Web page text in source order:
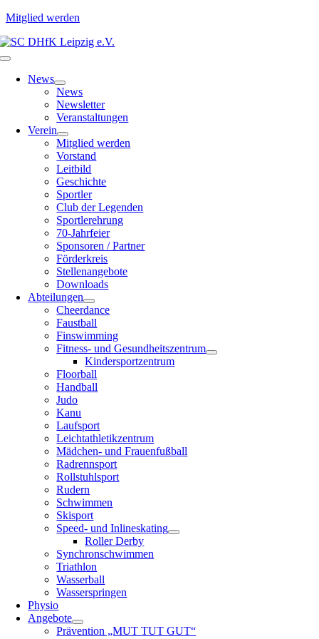
Mitglied werden
Zum
Inhalt
Toggle
NavigationNews
News
Newsletter
Veranstaltungen
Verein
Mitglied werden
Vorstand
Leitbild
Geschichte
Sportler
Club der Legenden
Sportlerehrung
70-Jahrfeier
Sponsoren / Partner
Förderkreis
Stellenangebote
Downloads
Abteilungen
Cheerdance
Faustball
Finswimming
Fitness- und Gesundheitszentrum
Kindersportzentrum
Floorball
Handball
Judo
Kanu
Laufsport
Leichtathletikzentrum
Mädchen- und Frauenfußball
Radrennsport
Rollstuhlsport
Rudern
Schwimmen
Skisport
Speed- und Inlineskating
Roller Derby
Synchronschwimmen
Triathlon
Wasserball
Wasserspringen
Physio
Angebote
Prävention „MUT TUT GUT“